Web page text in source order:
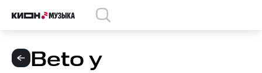
Beto y